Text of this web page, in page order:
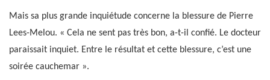
Mais sa plus grande inquiétude concerne la blessure de Pierre
Lees-Melou. « Cela ne sent pas très bon, a-t-il confié. Le docteur
paraissait inquiet. Entre le résultat et cette blessure, c’est une
soirée cauchemar ».